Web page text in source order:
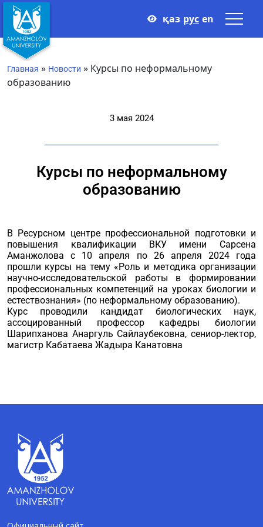
қаз рус en
Главная » Новости » Курсы по неформальному
образованию
3 мая 2024
Курсы по неформальному
образованию
В Ресурсном центре профессиональной подготовки и
повышения квалификации ВКУ имени Сарсена
Аманжолова с 10 апреля по 26 апреля 2024 года
прошли курсы на тему «Роль и методика организации
научно-исследовательской работы в формировании
профессиональных компетенций на уроках биологии и
естествознания» (по неформальному образованию).
Курс проводили кандидат биологических наук,
ассоцированный профессор кафедры биологии
Шарипханова Анаргуль Сайлаубековна, сениор-лектор,
магистр Кабатаева Жадыра Канатовна